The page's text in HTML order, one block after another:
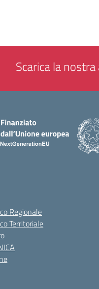
Scarica la
Regionale
Territoriale